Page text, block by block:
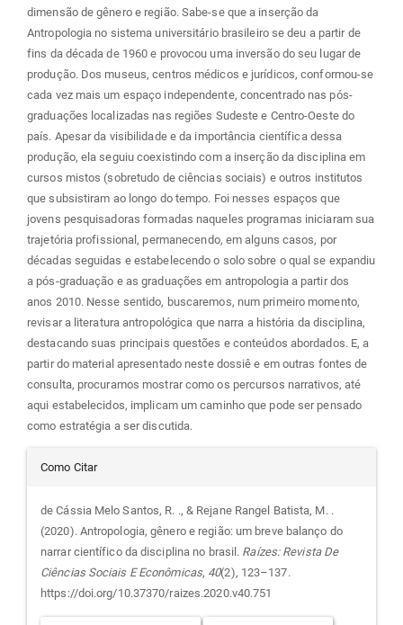
dimensão de gênero e região. Sabe-se que a inserção da
Antropologia no sistema universitário brasileiro se deu a partir de
fins da década de 1960 e provocou uma inversão do seu lugar de
produção. Dos museus, centros médicos e jurídicos, conformou-se
cada vez mais um espaço independente, concentrado nas pós-
graduações localizadas nas regiões Sudeste e Centro-Oeste do
país. Apesar da visibilidade e da importância científica dessa
produção, ela seguiu coexistindo com a inserção da disciplina em
cursos mistos (sobretudo de ciências sociais) e outros institutos
que subsistiram ao longo do tempo. Foi nesses espaços que
jovens pesquisadoras formadas naqueles programas iniciaram sua
trajetória profissional, permanecendo, em alguns casos, por
décadas seguidas e estabelecendo o solo sobre o qual se expandiu
a pós-graduação e as graduações em antropologia a partir dos
anos 2010. Nesse sentido, buscaremos, num primeiro momento,
revisar a literatura antropológica que narra a história da disciplina,
destacando suas principais questões e conteúdos abordados. E, a
partir do material apresentado neste dossiê e em outras fontes de
consulta, procuramos mostrar como os percursos narrativos, até
aqui estabelecidos, implicam um caminho que pode ser pensado
como estratégia a ser discutida.
Detalhes
do
artigo
Como Citar
de Cássia Melo Santos, R. ., & Rejane Rangel Batista, M. .
(2020). Antropologia, gênero e região: um breve balanço do
narrar científico da disciplina no brasil. Raízes: Revista De
Ciências Sociais E Econômicas, 40(2), 123–137.
https://doi.org/10.37370/raizes.2020.v40.751